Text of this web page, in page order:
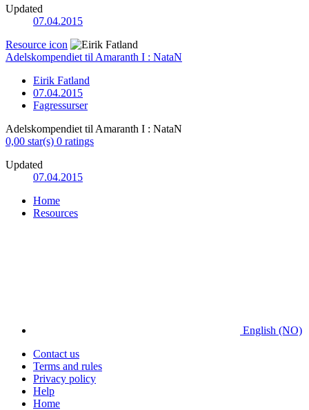
Updated
07.04.2015
Resource icon
Adelskompendiet til Amaranth I : NataN
Eirik Fatland
07.04.2015
Fagressurser
Adelskompendiet til Amaranth I : NataN
0,00 star(s) 0 ratings
Updated
07.04.2015
Home
Resources
English (NO)
Contact us
Terms and rules
Privacy policy
Help
Home